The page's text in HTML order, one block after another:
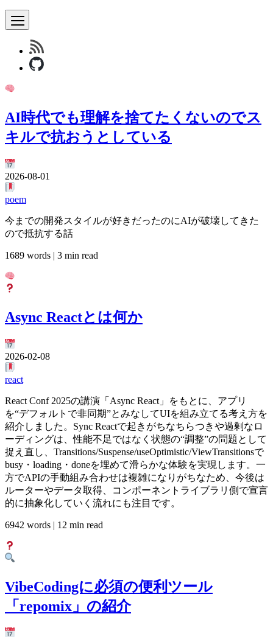
AI時代でも理解を捨てたくないのでス
キルで抗おうとしている
2026-08-01
poem
今までの開発スタイルが好きだったのにAIが破壊してきた
ので抵抗する話
1689 words | 3 min read
Async Reactとは何か
2026-02-08
react
React Conf 2025の講演「Async React」をもとに、アプリ
を“デフォルトで非同期”とみなしてUIを組み立てる考え方を
紹介しました。Sync Reactで起きがちなちらつきや過剰なロ
ーディングは、性能不足ではなく状態の“調整”の問題として
捉え直し、Transitions/Suspense/useOptimistic/ViewTransitionsで
busy・loading・doneを埋めて滑らかな体験を実現します。一
方でAPIの手動組み合わせは複雑になりがちなため、今後は
ルーターやデータ取得、コンポーネントライブラリ側で宣言
的に抽象化していく流れにも注目です。
6942 words | 12 min read
VibeCodingに必須の便利ツール
「repomix」の紹介